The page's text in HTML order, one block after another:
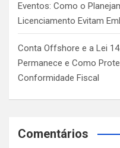
Eventos: Como o
Licenciamento Evitam
Conta Offshore e a Lei
Permanece e Como
Conformidade Fiscal
Comentários